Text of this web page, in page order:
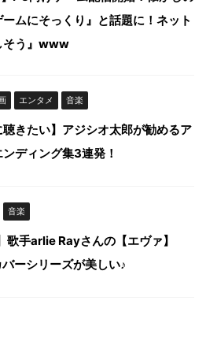
ームにそっくり』と話題に！ネット
そう』www
エンタメ 音楽
聴きたい】アジシオ太郎が勧めるア
ディング集3連発！
音楽
歌手arlie Rayさんの【エヴァ】
ーシリーズが美しい♪